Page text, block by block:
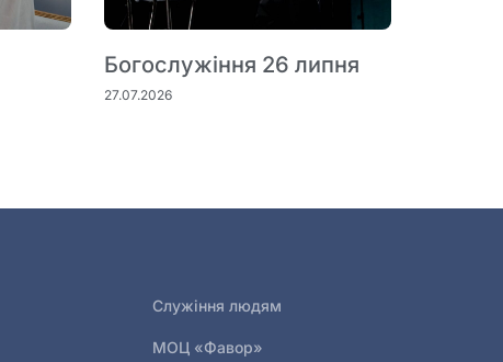
Богослужіння 26 липня
27.07.2026
Служіння людям
МОЦ «Фавор»